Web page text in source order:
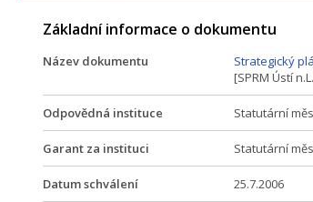
Základní informace o dokumentu
Název dokumentu
Strategický
[SPRM Ústí
Odpovědná instituce Statutární
Garant za instituci Statutární
Datum schválení 25.7.2006